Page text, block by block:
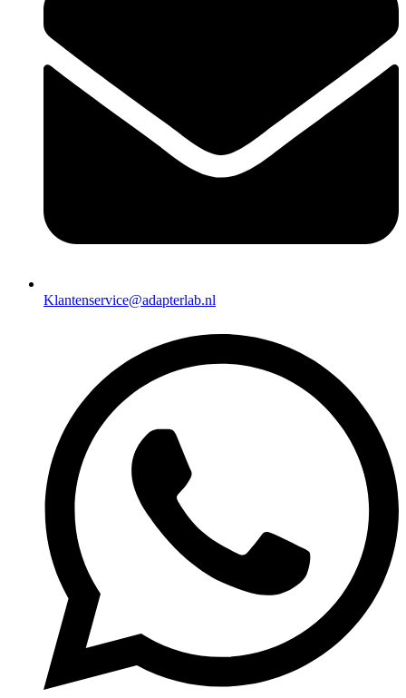
Klantenservice@adapterlab.nl